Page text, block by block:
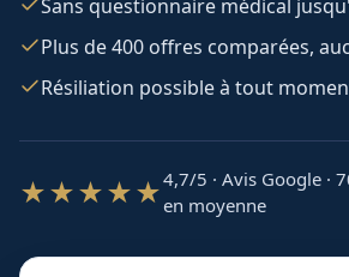
Sans questionnaire médical
Plus de 400 offres comparées,
Résiliation possible à tout
★★★★★4,7/5 · Avis Google ·
en moyenne